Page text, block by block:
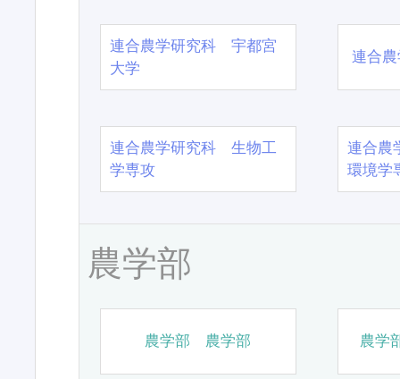
連合農学研究科 宇都宮
大学
連合
連合農学研究科 生物工
学専攻
連合農
環境学
農学部
農学部 農学部 農学